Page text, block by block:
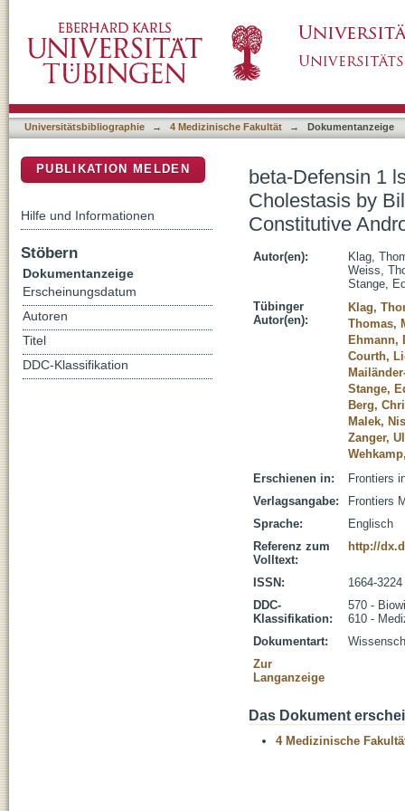
Acids via Farnesoid X Receptor and
Universitätsbibliographie → 4 Medizinische Fakultät → Dokumentanzeige
beta-Defensin 1
Cholestasis by
Constitutive
Autor(en):
Klag,
Weiss,
Stange,
Tübinger
Autor(en):
Klag,
Thomas,
Ehmann,
Courth,
Stange,
Berg,
Malek,
Zanger,
Erschienen in:
Frontiers
Verlagsangabe:
Frontiers
Sprache:
Englisch
Referenz zum
Volltext:
http://
ISSN:
1664-3224
DDC-
Klassifikation:
570 -
610 -
Dokumentart:
Zur
Langanzeige
Das Dokument
4 Medizinische
PUBLIKATION MELDEN
Hilfe und Informationen
Stöbern
Dokumentanzeige
Erscheinungsdatum
Autoren
Titel
DDC-Klassifikation